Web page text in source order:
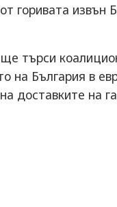
горивата извън
търси
на България в
доставките на